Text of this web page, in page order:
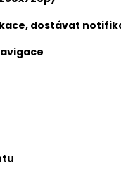
dostávat